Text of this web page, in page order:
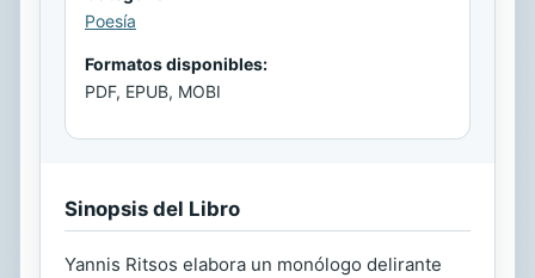
Poesía
Formatos disponibles:
PDF, EPUB, MOBI
Sinopsis del Libro
Yannis Ritsos elabora un monólogo delirante